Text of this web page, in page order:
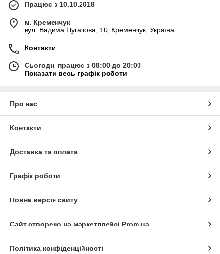
Працює з 10.10.2018
м. Кременчук
вул. Вадима Пугачова, 10, Кременчук, Україна
Контакти
Сьогодні працює з 08:00 до 20:00
Показати весь графік роботи
Про нас
Контакти
Доставка та оплата
Графік роботи
Повна версія сайту
Сайт створено на маркетплейсі Prom.ua
Політика конфіденційності